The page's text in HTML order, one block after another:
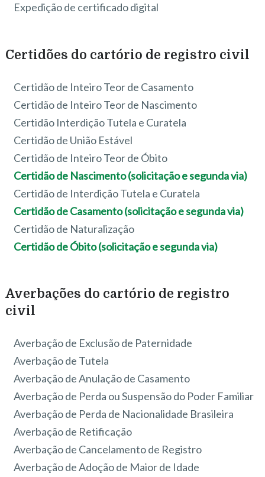
Expedição de certificado digital
Certidões do cartório de registro civil
Certidão de Inteiro Teor de Casamento
Certidão de Inteiro Teor de Nascimento
Certidão Interdição Tutela e Curatela
Certidão de União Estável
Certidão de Inteiro Teor de Óbito
Certidão de Nascimento (solicitação e segunda via)
Certidão de Interdição Tutela e Curatela
Certidão de Casamento (solicitação e segunda via)
Certidão de Naturalização
Certidão de Óbito (solicitação e segunda via)
Averbações do cartório de registro
civil
Averbação de Exclusão de Paternidade
Averbação de Tutela
Averbação de Anulação de Casamento
Averbação de Perda ou Suspensão do Poder Familiar
Averbação de Perda de Nacionalidade Brasileira
Averbação de Retificação
Averbação de Cancelamento de Registro
Averbação de Adoção de Maior de Idade